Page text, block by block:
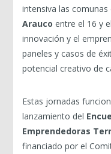
intensiva las comunas
Arauco entre el 16 y
innovación y el
paneles y casos de
potencial creativo de
Estas jornadas
lanzamiento del
Emprendedoras
financiado por el